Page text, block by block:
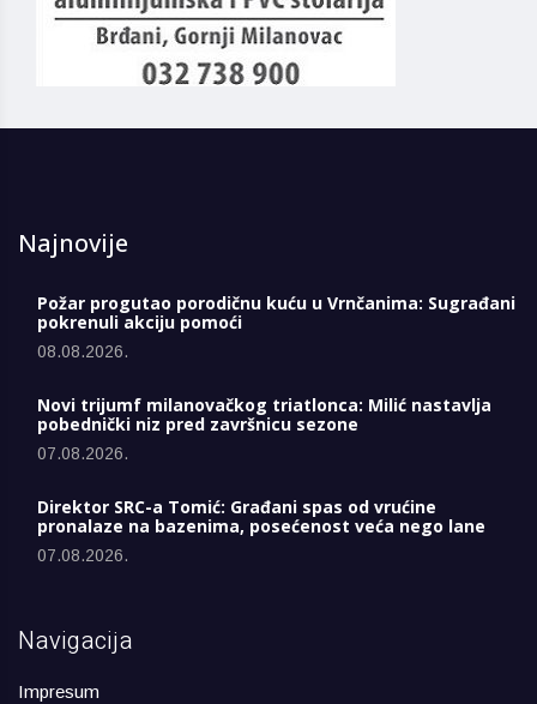
Najnovije
Požar progutao porodičnu kuću u Vrnčanima: Sugrađani
pokrenuli akciju pomoći
08.08.2026.
Novi trijumf milanovačkog triatlonca: Milić nastavlja
pobednički niz pred završnicu sezone
07.08.2026.
Direktor SRC-a Tomić: Građani spas od vrućine
pronalaze na bazenima, posećenost veća nego lane
07.08.2026.
Navigacija
Impresum